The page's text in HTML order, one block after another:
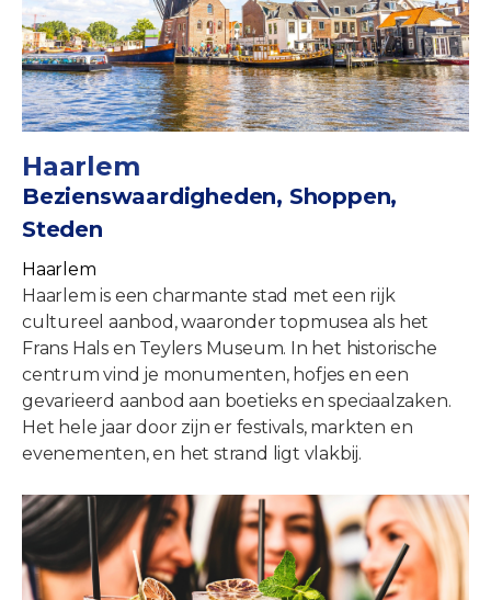
Haarlem
Bezienswaardigheden, Shoppen,
Steden
Haarlem
Haarlem is een charmante stad met een rijk
cultureel aanbod, waaronder topmusea als het
Frans Hals en Teylers Museum. In het historische
centrum vind je monumenten, hofjes en een
gevarieerd aanbod aan boetieks en speciaalzaken.
Het hele jaar door zijn er festivals, markten en
evenementen, en het strand ligt vlakbij.